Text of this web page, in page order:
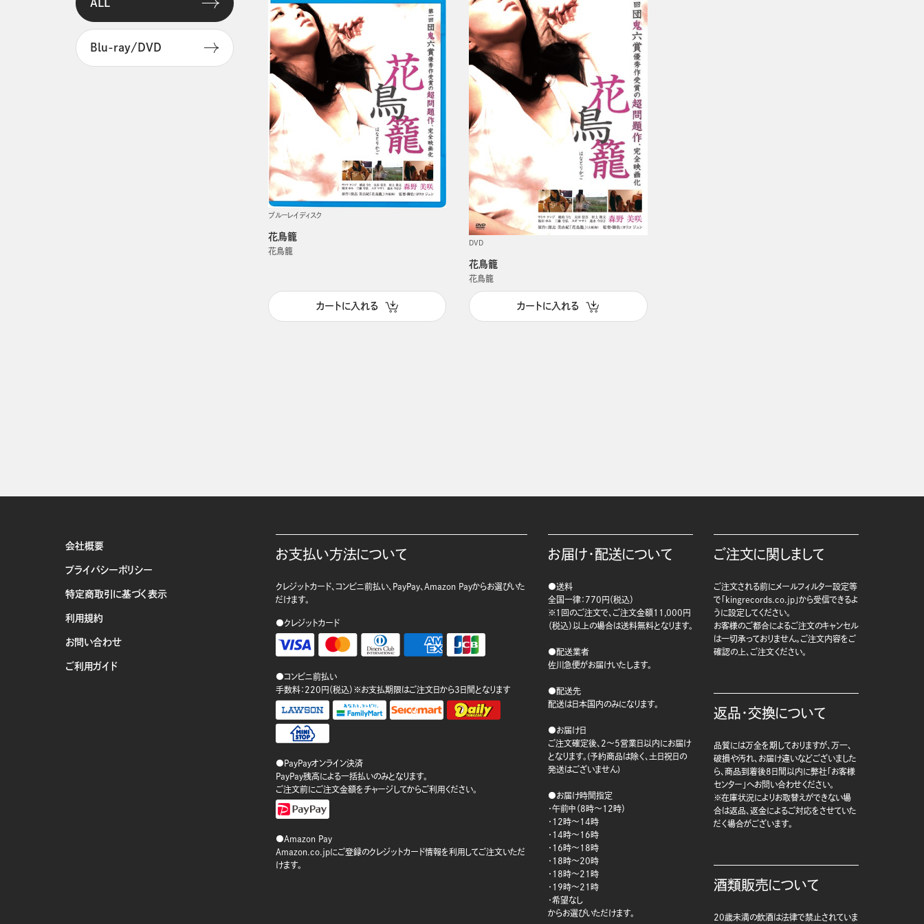
ALL
Blu-ray/DVD
ブルーレイディスク
花鳥籠
花鳥籠
カートに入れる
DVD
花鳥籠
花鳥籠
カートに入れる
会社概要
プライバシーポリシー
特定商取引に基づく表示
利用規約
お問い合わせ
ご利用ガイド
お支払い方法について
クレジットカード、コンビニ前払い、PayPay、Amazon Payからお選びいた
だけます。
●クレジットカード
●コンビニ前払い
手数料：220円（税込）※お支払期限はご注文日から3日間となります
●PayPayオンライン決済
PayPay残高による一括払いのみとなります。
ご注文前にご注文金額をチャージしてからご利用ください。
●Amazon Pay
Amazon.co.jpにご登録のクレジットカード情報を利用してご注文いただ
けます。
お届け・配送について
●送料
全国一律：770円（税込）
※1回のご注文で、ご注文金額11,000円
（税込）以上の場合は送料無料となります。
●配送業者
佐川急便がお届けいたします。
●配送先
配送は日本国内のみになります。
●お届け日
ご注文確定後、2～5営業日以内にお届け
となります。(予約商品は除く、土日祝日の
発送はございません)
●お届け時間指定
・午前中（8時～12時）
・12時～14時
・14時～16時
・16時～18時
・18時～20時
・18時～21時
・19時～21時
・希望なし
からお選びいただけます。
ご注文に関しまして
ご注文される前にメールフィルター設定等
で「kingrecords.co.jp」から受信できるよ
うに設定してください。
お客様のご都合によるご注文のキャンセル
は一切承っておりません。ご注文内容をご
確認の上、ご注文ください。
返品・交換について
品質には万全を期しておりますが、万一、
破損や汚れ、お届け違いなどございました
ら、商品到着後8日間以内に弊社「お客様
センター」へお問い合わせください。
※在庫状況によりお取替えができない場
合は返品、返金によるご対応をさせていた
だく場合がございます。
酒類販売について
20歳未満の飲酒は法律で禁止されていま